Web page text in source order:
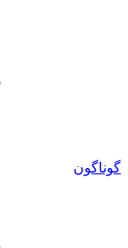
گوناگون